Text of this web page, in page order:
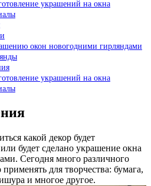
украшений на окна
окон новогодними гирляндами
украшений на окна
какой декор будет
будет сделано украшение окна
Сегодня много различного
для творчества: бумага,
и многое другое.